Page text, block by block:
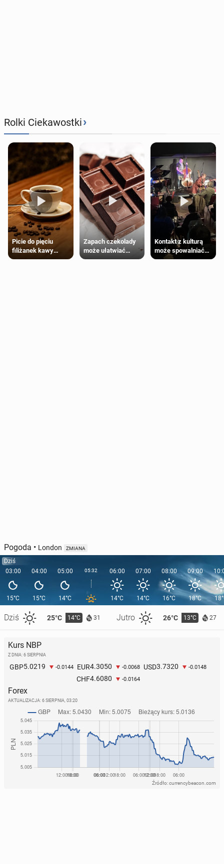
Rolki Ciekawostki›
Picie do pięciu
filiżanek kawy
dziennie jest
Zapach czekolady
może ułatwiać
trening siłowy
Kontakt z kulturą
może spowalniać
starzenie
Pogoda • London ZMIANA
Dziś
03:00
15°C
Dziś 25°C 14°C 31 Jutro 26°C 13°C 27
04:00
15°C
05:00
14°C
05:32 06:00
14°C
07:00
14°C
08:00
16°C
09:00
18°C
Kurs NBP
Z DNIA: 6 SIERPNIA
GBP5.0219 -0.0144 EUR4.3050 -0.0068 USD3.7320 -0.0148
CHF4.6080 -0.0164
Forex
AKTUALIZACJA: 6 SIERPNIA, 03:20
Źródło: currencybeacon.com